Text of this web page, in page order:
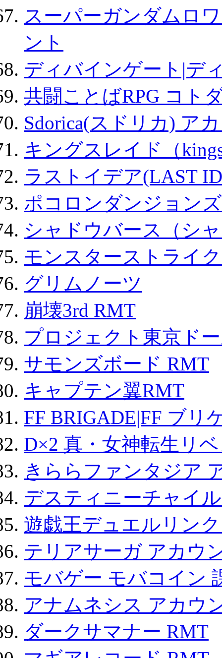
スーパーガンダムロ
ント
ディバインゲート|デ
共闘ことばRPG コト
Sdorica(スドリカ) ア
キングスレイド（
ラストイデア(LAST
ポコロンダンジョン
シャドウバース（シ
モンスターストライ
グリムノーツ
崩壊3rd RMT
プロジェクト東京ド
サモンズボード RMT
キャプテン翼RMT
FF BRIGADE|FF ブリ
D×2 真・女神転生リ
きららファンタジア
デスティニーチャイ
遊戯王デュエルリン
テリアサーガ アカウ
モバゲー モバコイン
アナムネシス アカウ
ダークサマナー RMT